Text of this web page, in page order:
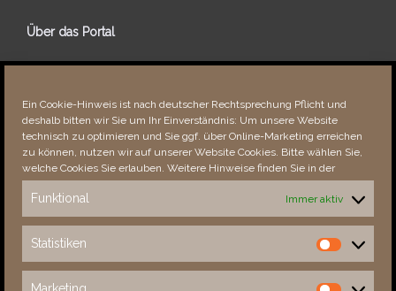
Ein Cookie-Hinweis ist nach deutscher Rechtsprechung Pflicht und
deshalb bitten wir Sie um Ihr Einverständnis: Um unsere Website
technisch zu optimieren und Sie ggf. über Online-Marketing erreichen
zu können, nutzen wir auf unserer Website Cookies. Bitte wählen Sie,
welche Cookies Sie erlauben. Weitere Hinweise finden Sie in der
Funktional Immer aktiv
Statistiken
Statistiken
Über das Portal
Über dieses Portal
Fehler bemerkt?
Besucher seit 08/​2021